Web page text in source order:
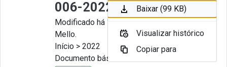
006-2022
Modificado há 11 Meses por Artur
Mello.
Início > 2022
Documento básico
Baixar (99 KB)
Visualizar histórico
Copiar para